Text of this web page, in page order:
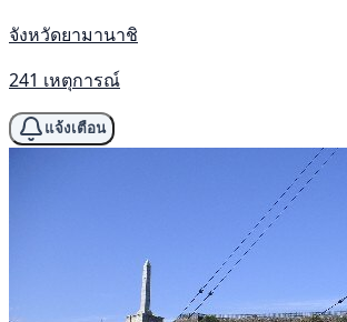
จังหวัดยามานาชิ
241 เหตุการณ์
แจ้งเตือน